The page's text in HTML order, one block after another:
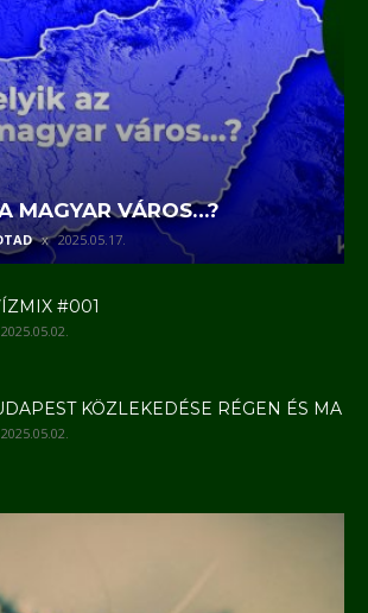
MAGYAR VÁROS…?
2025.05.17.
#001
2025.05.02.
KÖZLEKEDÉSE RÉGEN ÉS MA
2025.05.02.